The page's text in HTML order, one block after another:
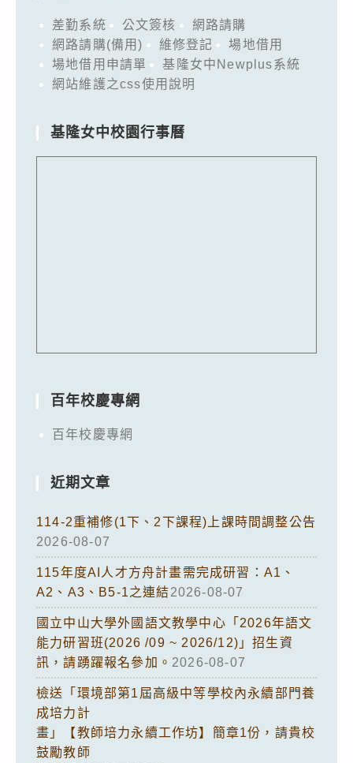
差勤系統 公文簽核
網路請購
網路請購(備用)
維修登記
場地借用
場地借用申請單
基隆女中Newplus系統
網站維護之css使用說明
基隆女中校園行事曆
百年校慶專網
百年校慶專網
近期文章
114-2重補修(1下、2下課程)上課時間調整公告
2026-08-07
115年度AI人才方舟計畫需完成研習：A1、
A2、A3、B5-1之連結2026-08-07
國立中山大學外國語文教學中心「2026年語文
能力研習班(2026 /09 ~ 2026/12)」招生資
訊，請踴躍報名參加。 2026-08-07
檢送「環境部第1屆高級中等學校內永續部門養
成培力計
畫」【教師培力永續工作坊】簡章1份，請貴校
鼓勵教師